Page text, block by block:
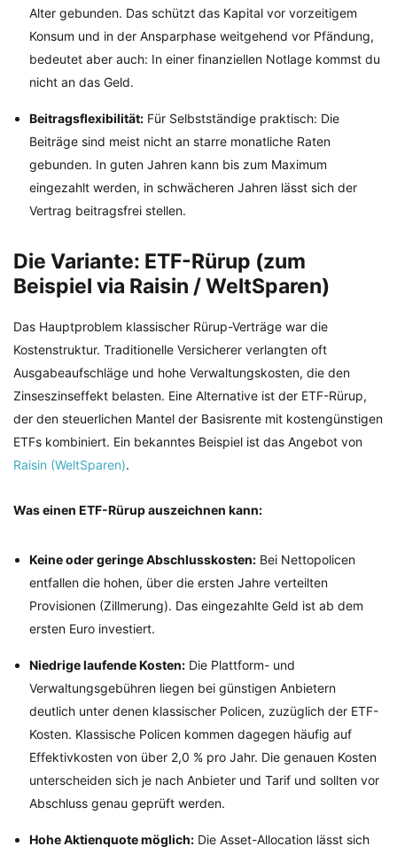
Alter gebunden. Das schützt das Kapital vor vorzeitigem
Konsum und in der Ansparphase weitgehend vor Pfändung,
bedeutet aber auch: In einer finanziellen Notlage kommst du
nicht an das Geld.
Beitragsflexibilität: Für Selbstständige praktisch: Die
Beiträge sind meist nicht an starre monatliche Raten
gebunden. In guten Jahren kann bis zum Maximum
eingezahlt werden, in schwächeren Jahren lässt sich der
Vertrag beitragsfrei stellen.
Die Variante: ETF-Rürup (zum
Beispiel via Raisin / WeltSparen)
Das Hauptproblem klassischer Rürup-Verträge war die
Kostenstruktur. Traditionelle Versicherer verlangten oft
Ausgabeaufschläge und hohe Verwaltungskosten, die den
Zinseszinseffekt belasten. Eine Alternative ist der ETF-Rürup,
der den steuerlichen Mantel der Basisrente mit kostengünstigen
ETFs kombiniert. Ein bekanntes Beispiel ist das Angebot von
Raisin (WeltSparen).
Was einen ETF-Rürup auszeichnen kann:
Keine oder geringe Abschlusskosten: Bei Nettopolicen
entfallen die hohen, über die ersten Jahre verteilten
Provisionen (Zillmerung). Das eingezahlte Geld ist ab dem
ersten Euro investiert.
Niedrige laufende Kosten: Die Plattform- und
Verwaltungsgebühren liegen bei günstigen Anbietern
deutlich unter denen klassischer Policen, zuzüglich der ETF-
Kosten. Klassische Policen kommen dagegen häufig auf
Effektivkosten von über 2,0 % pro Jahr. Die genauen Kosten
unterscheiden sich je nach Anbieter und Tarif und sollten vor
Abschluss genau geprüft werden.
Hohe Aktienquote möglich: Die Asset-Allocation lässt sich